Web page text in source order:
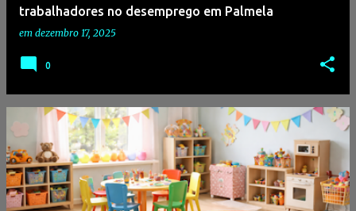
trabalhadores no desemprego em Palmela
em dezembro 17, 2025
0